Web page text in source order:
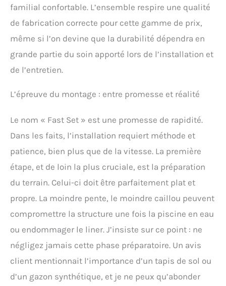
familial confortable. L’ensemble respire une qualité
de fabrication correcte pour cette gamme de prix,
même si l’on devine que la durabilité dépendra en
grande partie du soin apporté lors de l’installation et
de l’entretien.
L’épreuve du montage : entre promesse et réalité
Le nom « Fast Set » est une promesse de rapidité.
Dans les faits, l’installation requiert méthode et
patience, bien plus que de la vitesse. La première
étape, et de loin la plus cruciale, est la préparation
du terrain. Celui-ci doit être parfaitement plat et
propre. La moindre pente, le moindre caillou peuvent
compromettre la structure une fois la piscine en eau
ou endommager le liner. J’insiste sur ce point : ne
négligez jamais cette phase préparatoire. Un avis
client mentionnait l’importance d’un tapis de sol ou
d’un gazon synthétique, et je ne peux qu’abonder